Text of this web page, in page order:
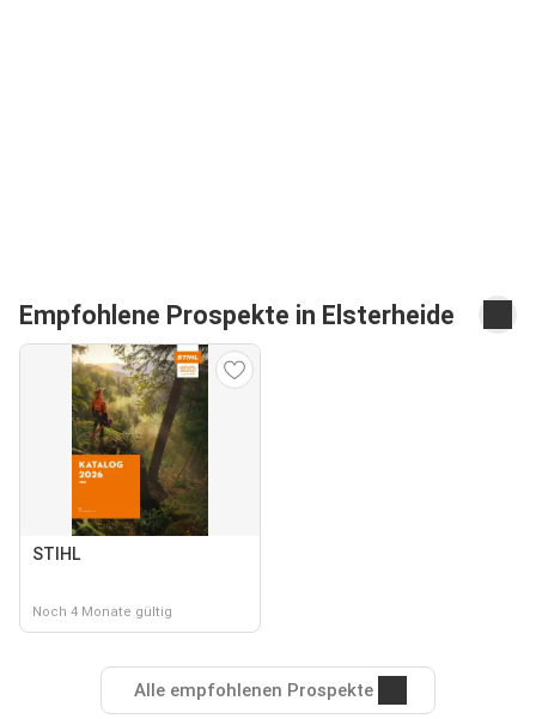
Empfohlene Prospekte in Elsterheide
STIHL
Noch 4 Monate gültig
Alle empfohlenen Prospekte